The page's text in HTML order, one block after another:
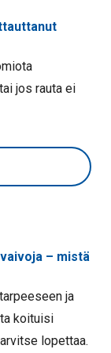
jos rauta ei
– mistä
ja
koituisi
lopettaa.